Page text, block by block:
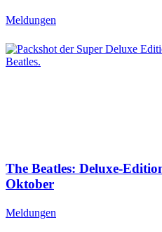
Meldungen
The Beatles: Deluxe-
Oktober
Meldungen